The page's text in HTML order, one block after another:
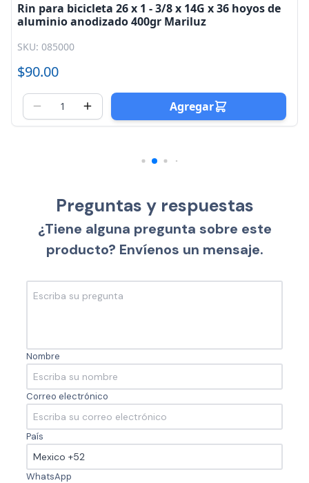
Rin para bicicleta 26 x 1 - 3/8 x 14G x 36 hoyos de
aluminio anodizado 400gr Mariluz
SKU: 085000
$90.00
Agregar
Preguntas y respuestas
¿Tiene alguna pregunta sobre este
producto? Envíenos un mensaje.
Nombre
Correo electrónico
País
WhatsApp